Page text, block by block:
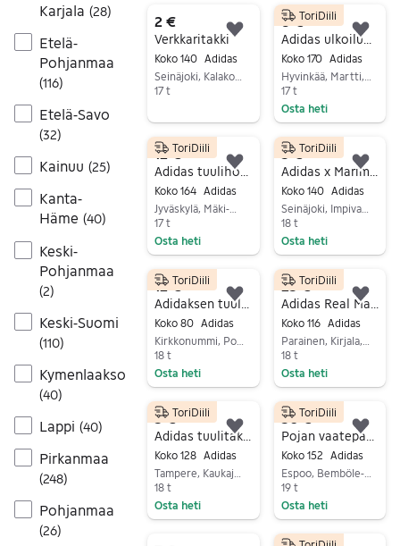
Karjala (28)
Etelä-
Pohjanmaa
(116)
Etelä-Savo
(32)
Kainuu (25)
Kanta-
Häme (40)
Keski-
Pohjanmaa
(2)
Keski-Suomi
(110)
Kymenlaakso
(40)
Lappi (40)
Pirkanmaa
(248)
Pohjanmaa
(26)
2 €
Verkkaritakki
Koko 140
Adidas
17 t
Lisää suosikiksi.
8 €
Adidas ulkoiluhousut 170cm
Koko 170
Adidas
17 t
Osta heti
ToriDiili
12 €
Koko 164
Adidas
17 t
Osta heti
ToriDiili
Lisää suosikiksi.
5 €
Koko 140
Adidas
Seinäjoki, Impivaara, Etelä-Pohjanmaa
18 t
Osta heti
ToriDiili
12 €
Koko 80
Adidas
18 t
Osta heti
ToriDiili
Lisää suosikiksi.
25 €
Koko 116
Adidas
18 t
Osta heti
ToriDiili
5 €
Koko 128
Adidas
18 t
Osta heti
ToriDiili
Lisää suosikiksi.
50 €
Koko 152
Adidas
Espoo, Bemböle-Pakankylä, Uusimaa
19 t
Osta heti
ToriDiili